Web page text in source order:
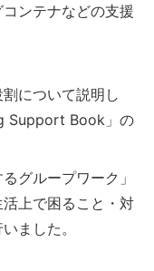
ンテナなどの支援
について説明し
Support Book」の
グループワーク」
上で困ること・対
ました。